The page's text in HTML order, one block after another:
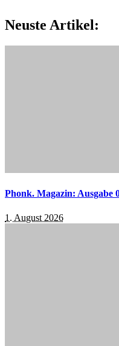
Neuste Artikel:
Phonk. Magazin: Ausgabe
1. August 2026